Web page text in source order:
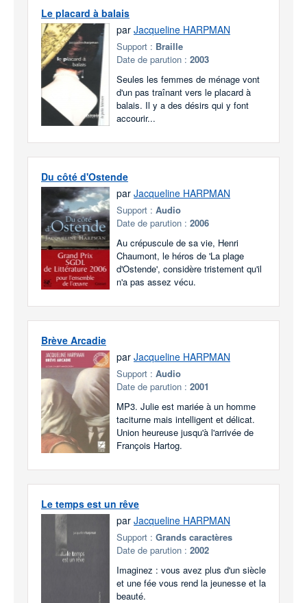
Le placard à balais
par Jacqueline HARPMAN
Support : Braille
Date de parution : 2003
Seules les femmes de ménage vont
d'un pas traînant vers le placard à
balais. Il y a des désirs qui y font
accourir...
Du côté d'Ostende
par Jacqueline HARPMAN
Support : Audio
Date de parution : 2006
Au crépuscule de sa vie, Henri
Chaumont, le héros de 'La plage
d'Ostende', considère tristement qu'il
n'a pas assez vécu.
Brève Arcadie
par Jacqueline HARPMAN
Support : Audio
Date de parution : 2001
MP3. Julie est mariée à un homme
taciturne mais intelligent et délicat.
Union heureuse jusqu'à l'arrivée de
François Hartog.
Le temps est un rêve
par Jacqueline HARPMAN
Support : Grands caractères
Date de parution : 2002
Imaginez : vous avez plus d'un siècle
et une fée vous rend la jeunesse et la
beauté.